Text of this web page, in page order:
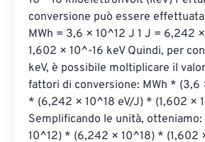
conversione può essere effettuata
MWh = 3,6 × 10^12 J 1 J = 6,242 ×
1,602 × 10^-16 keV Quindi, per
keV, è possibile moltiplicare il
fattori di conversione: MWh * (3,6
* (6,242 × 10^18 eV/J) * (1,602 ×
Semplificando le unità,
10^12) * (6,242 × 10^18) * (1,602